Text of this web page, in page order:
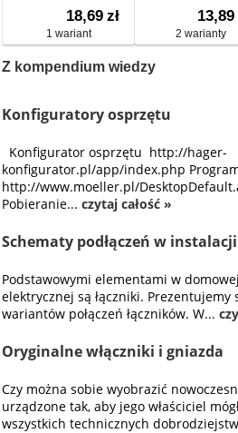
18,69 zł
1 wariant
13,89
2 warianty
Z kompendium wiedzy
Konfiguratory osprzętu
Konfigurator osprzętu http://hager-
konfigurator.pl/app/index.php
http://www.moeller.pl/
Pobieranie...czytaj całość »
Schematy podłączeń w
Podstawowymi elementami w
elektrycznej są łączniki. Prezentujemy
wariantów połączeń łączników. W...
Oryginalne włączniki i gniazda
Czy można sobie wyobrazić
urządzone tak, aby jego właściciel
wszystkich technicznych